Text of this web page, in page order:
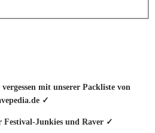
mit unserer Packliste von
✓
Festival-Junkies und Raver ✓